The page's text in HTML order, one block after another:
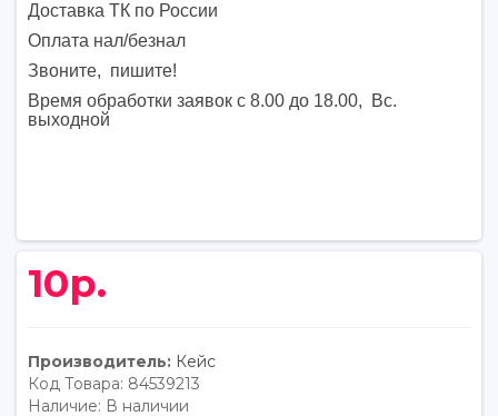
Доставка ТК по России
Оплата нал/безнал
Звоните, пишите!
Время обработки заявок с 8.00 до 18.00, Вс.
выходной
10р.
Производитель: Кейс
Код Товара: 84539213
Наличие: В наличии